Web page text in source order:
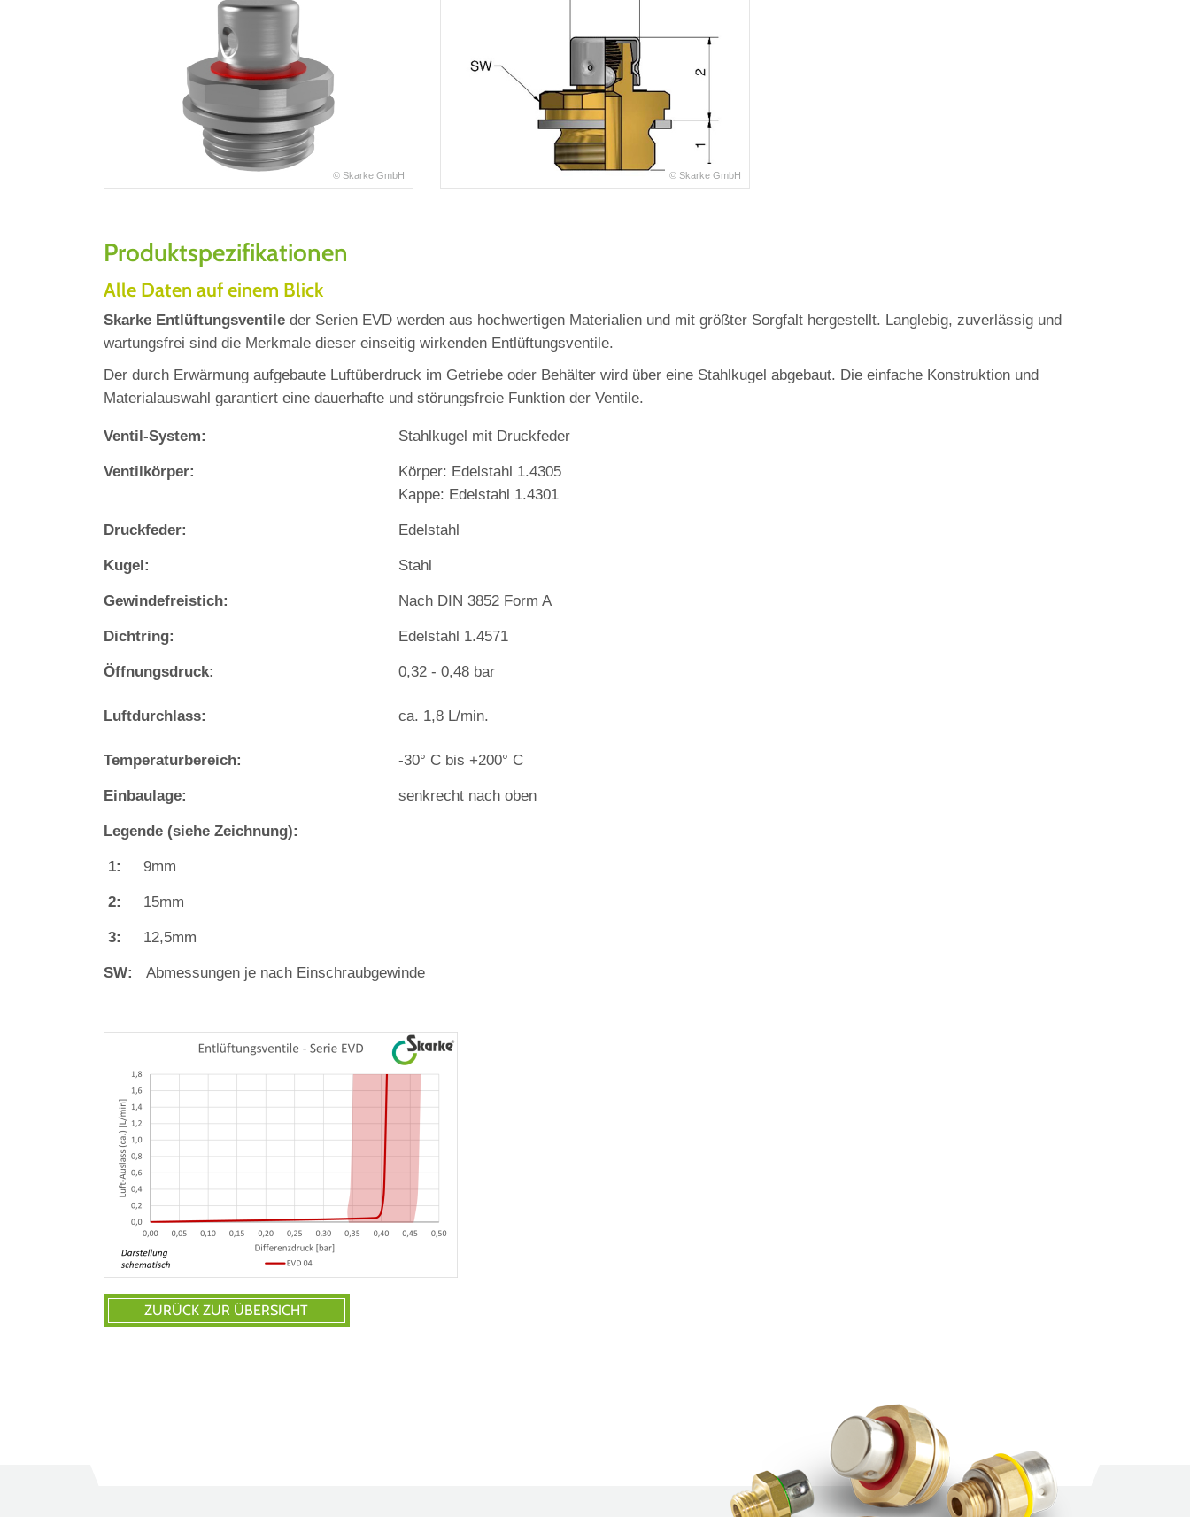
© Skarke GmbH © Skarke GmbH
Produktspezifikationen
Alle Daten auf einem Blick
Skarke Entlüftungsventile der Serien EVD werden aus hochwertigen Materialien und mit größter Sorgfalt hergestellt. Langlebig, zuverlässig und
wartungsfrei sind die Merkmale dieser einseitig wirkenden Entlüftungsventile.
Der durch Erwärmung aufgebaute Luftüberdruck im Getriebe oder Behälter wird über eine Stahlkugel abgebaut. Die einfache Konstruktion und
Materialauswahl garantiert eine dauerhafte und störungsfreie Funktion der Ventile.
Ventil-System: Stahlkugel mit Druckfeder
Ventilkörper:
Körper: Edelstahl 1.4305
Kappe: Edelstahl 1.4301
Druckfeder: Edelstahl
Kugel: Stahl
Gewindefreistich: Nach DIN 3852 Form A
Dichtring: Edelstahl 1.4571
Öffnungsdruck: 0,32 - 0,48 bar
Luftdurchlass: ca. 1,8 L/min.
Temperaturbereich: ‐30° C bis +200° C
Einbaulage: senkrecht nach oben
Legende (siehe Zeichnung):
1: 9mm
2: 15mm
3: 12,5mm
SW: Abmessungen je nach Einschraubgewinde